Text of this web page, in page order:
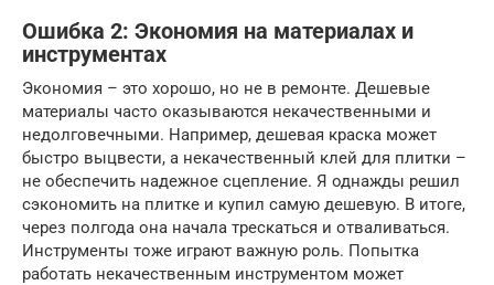
Ошибка 2: Экономия на материалах и
инструментах
Экономия – это хорошо, но не в ремонте. Дешевые
материалы часто оказываются некачественными и
недолговечными. Например, дешевая краска может
быстро выцвести, а некачественный клей для плитки –
не обеспечить надежное сцепление. Я однажды решил
сэкономить на плитке и купил самую дешевую. В итоге,
через полгода она начала трескаться и отваливаться.
Инструменты тоже играют важную роль. Попытка
работать некачественным инструментом может